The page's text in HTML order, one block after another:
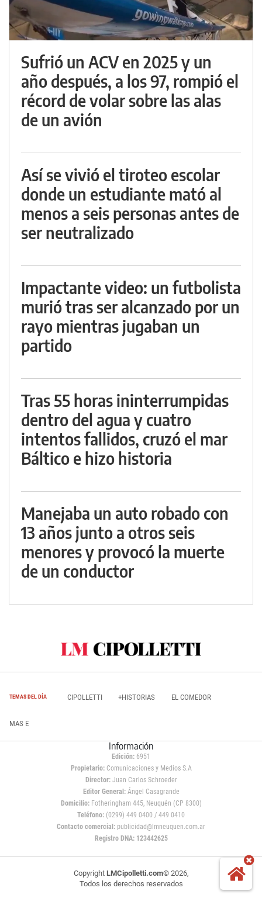
Sufrió un ACV en 2025 y un
año después, a los 97, rompió el
récord de volar sobre las alas
de un avión
Así se vivió el tiroteo escolar
donde un estudiante mató al
menos a seis personas antes de
ser neutralizado
Impactante video: un futbolista
murió tras ser alcanzado por un
rayo mientras jugaban un
partido
Tras 55 horas ininterrumpidas
dentro del agua y cuatro
intentos fallidos, cruzó el mar
Báltico e hizo historia
Manejaba un auto robado con
13 años junto a otros seis
menores y provocó la muerte
de un conductor
TEMAS DEL DÍA CIPOLLETTI +HISTORIAS EL COMEDOR
MAS E
Información
Edición: 6951
Propietario:Comunicaciones y Medios S.A
Director: Juan Carlos Schroeder
Editor General:Ángel Casagrande
Domicilio:Fotheringham 445, Neuquén (CP 8300)
Teléfono: (0299) 449 0400 / 449 0410
Contacto comercial: publicidad@lmneuquen.com.ar
Registro DNA: 123442625
Copyright LMCipolletti.com© 2026,
Todos los derechos reservados